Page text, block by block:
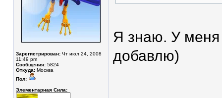
Зарегистрирован: Чт июл 24, 2008
11:49 pm
Сообщения: 5824
Откуда: Москва
Пол:
Элементарная Сила:
Я знаю. У меня
добавлю)